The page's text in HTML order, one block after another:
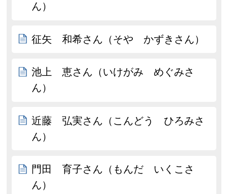
ん）
征矢 和希さん（そや かずきさん）
池上 恵さん（いけがみ めぐみさ
ん）
近藤 弘実さん（こんどう ひろみさ
ん）
門田 育子さん（もんだ いくこさ
ん）